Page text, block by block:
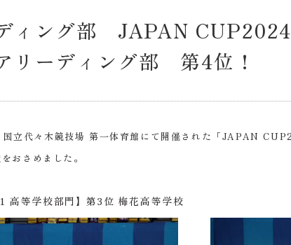
ィング部 JAPAN
ーディング部 第4位！
立代々木競技場 第一体育館にて開催された「JAPAN
おさめました。
高等学校部門】第3位 梅花高等学校